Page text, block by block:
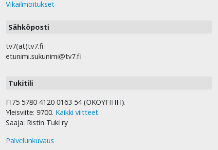
Vikailmoitukset
Sähköposti
tv7(at)tv7.fi
etunimi.sukunimi@tv7.fi
Tukitili
FI75 5780 4120 0163 54 (OKOYFIHH).
Yleisviite: 9700. Kaikki viitteet.
Saaja: Ristin Tuki ry
Palvelunkuvaus